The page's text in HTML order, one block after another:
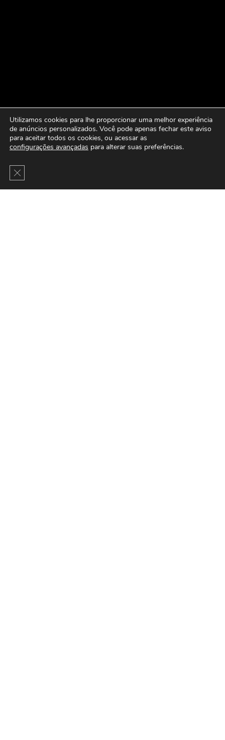
Utilizamos cookies para lhe proporcionar uma melhor experiência
de anúncios personalizados. Você pode apenas fechar este aviso
para aceitar todos os cookies, ou acessar as
configurações avançadas para alterar suas preferências.
Close GDPR Cookie Banner